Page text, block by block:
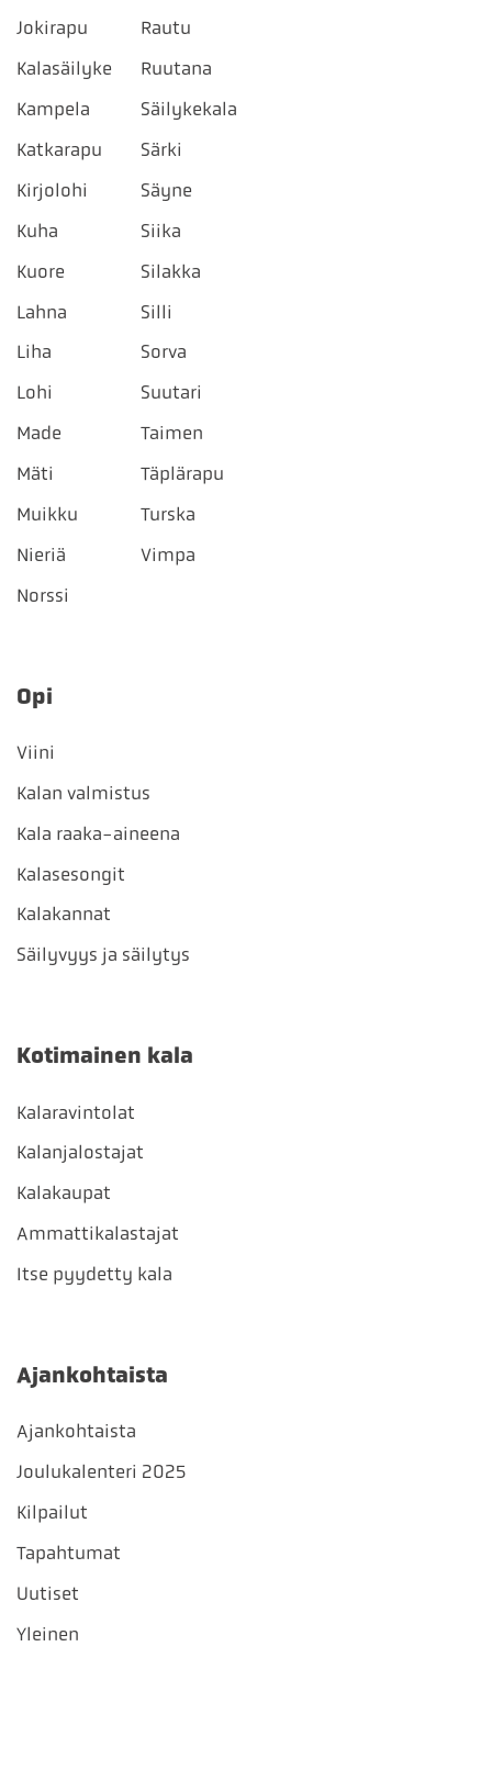
Jokirapu
Kalasäilyke
Kampela
Katkarapu
Kirjolohi
Kuha
Kuore
Lahna
Liha
Lohi
Made
Mäti
Muikku
Nieriä
Norssi
Rautu
Ruutana
Säilykekala
Särki
Säyne
Siika
Silakka
Silli
Sorva
Suutari
Taimen
Täplärapu
Turska
Vimpa
Opi
Viini
Kalan valmistus
Kala raaka-aineena
Kalasesongit
Kalakannat
Säilyvyys ja säilytys
Kotimainen kala
Kalaravintolat
Kalanjalostajat
Kalakaupat
Ammattikalastajat
Itse pyydetty kala
Ajankohtaista
Ajankohtaista
Joulukalenteri 2025
Kilpailut
Tapahtumat
Uutiset
Yleinen